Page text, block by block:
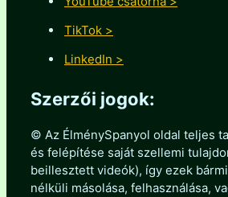
TikTok >
LinkedIn >
Szerzői jogok:
© Az ÉlménySpanyol oldal teljes
és felépítése saját szellemi
beillesztett videók), így ezek
nélküli másolása, felhasználása,